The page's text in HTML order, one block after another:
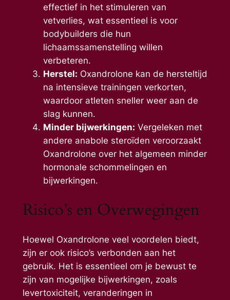
effectief in het stimuleren van
vetverlies, wat essentieel is voor
bodybuilders die hun
lichaamssamenstelling willen
verbeteren.
Herstel: Oxandrolone kan de hersteltijd
na intensieve trainingen verkorten,
waardoor atleten sneller weer aan de
slag kunnen.
Minder bijwerkingen: Vergeleken met
andere anabole steroïden veroorzaakt
Oxandrolone over het algemeen minder
hormonale schommelingen en
bijwerkingen.
Risico’s en Overwegingen
Hoewel Oxandrolone veel voordelen biedt,
zijn er ook risico’s verbonden aan het
gebruik. Het is essentieel om je bewust te
zijn van mogelijke bijwerkingen, zoals
levertoxiciteit, veranderingen in